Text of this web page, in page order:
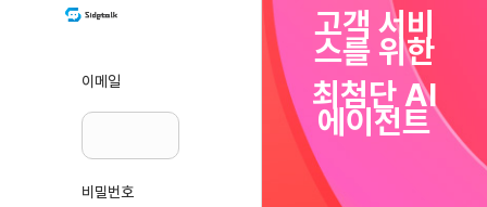
이메일
비밀번호
고객 서비
스를 위한
최첨단 AI
에이전트